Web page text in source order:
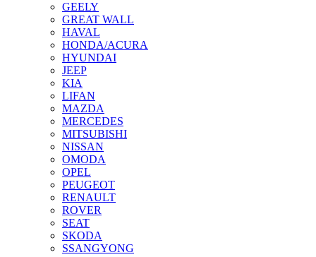
GEELY
GREAT WALL
HAVAL
HONDA/ACURA
HYUNDAI
JEEP
KIA
LIFAN
MAZDA
MERCEDES
MITSUBISHI
NISSAN
OMODA
OPEL
PEUGEOT
RENAULT
ROVER
SEAT
SKODA
SSANGYONG